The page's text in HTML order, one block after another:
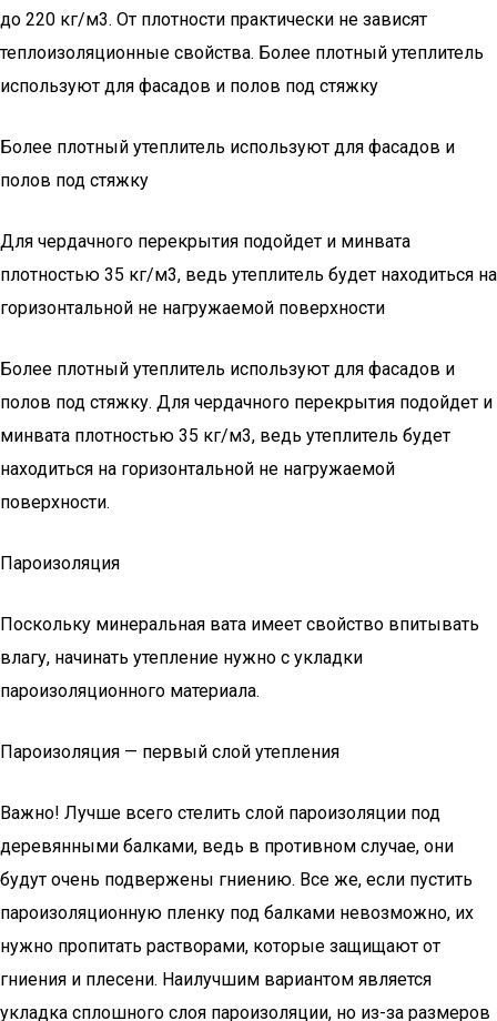
до 220 кг/м3. От плотности практически не зависят
теплоизоляционные свойства. Более плотный утеплитель
используют для фасадов и полов под стяжку
Более плотный утеплитель используют для фасадов и
полов под стяжку
Для чердачного перекрытия подойдет и минвата
плотностью 35 кг/м3, ведь утеплитель будет находиться на
горизонтальной не нагружаемой поверхности
Более плотный утеплитель используют для фасадов и
полов под стяжку. Для чердачного перекрытия подойдет и
минвата плотностью 35 кг/м3, ведь утеплитель будет
находиться на горизонтальной не нагружаемой
поверхности.
Пароизоляция
Поскольку минеральная вата имеет свойство впитывать
влагу, начинать утепление нужно с укладки
пароизоляционного материала.
Пароизоляция — первый слой утепления
Важно! Лучше всего стелить слой пароизоляции под
деревянными балками, ведь в противном случае, они
будут очень подвержены гниению. Все же, если пустить
пароизоляционную пленку под балками невозможно, их
нужно пропитать растворами, которые защищают от
гниения и плесени. Наилучшим вариантом является
укладка сплошного слоя пароизоляции, но из-за размеров